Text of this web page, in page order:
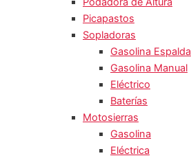
Picapastos
Sopladoras
Gasolina Espalda
Gasolina Manual
Eléctrico
Baterías
Motosierras
Gasolina
Eléctrica